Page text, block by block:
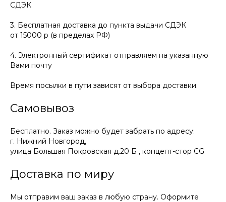
СДЭК
3. Бесплатная доставка до пункта выдачи СДЭК
от 15000 р (в пределах РФ)
4. Электронный сертификат отправляем на указанную
Вами почту
Время посылки в пути зависят от выбора доставки.
Самовывоз
Бесплатно. Заказ можно будет забрать по адресу:
г. Нижний Новгород,
улица Большая Покровская д.20 Б , концепт-стор CG
Доставка по миру
Мы отправим ваш заказ в любую страну. Оформите